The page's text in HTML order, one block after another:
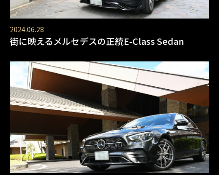
2024.06.28
街に映えるメルセデスの正統E-Class Sedan